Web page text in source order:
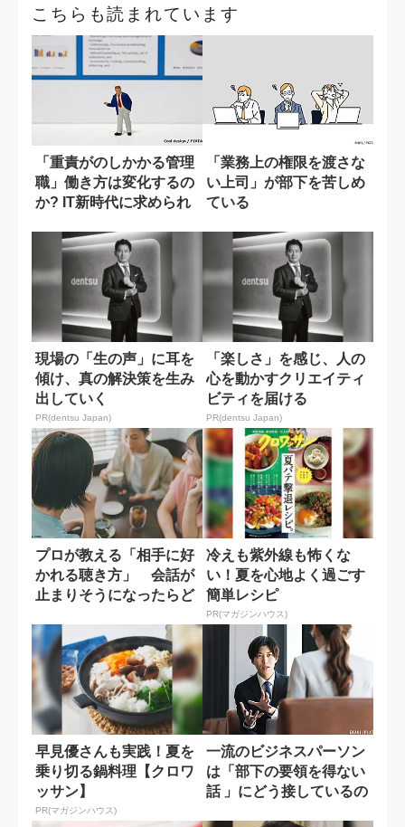
こちらも読まれています
「重責がのしかかる管理
職」働き方は変化するの
か? IT新時代に求められ
「業務上の権限を渡さな
い上司」が部下を苦しめ
ている
現場の「生の声」に耳を
傾け、真の解決策を生み
出していく
PR(dentsu Japan)
「楽しさ」を感じ、人の
心を動かすクリエイティ
ビティを届ける
PR(dentsu Japan)
プロが教える「相手に好
かれる聴き方」 会話が
止まりそうになったらど
冷えも紫外線も怖くな
い！夏を心地よく過ごす
簡単レシピ
PR(マガジンハウス)
早見優さんも実践！夏を
乗り切る鍋料理【クロワ
ッサン】
PR(マガジンハウス)
一流のビジネスパーソン
は「部下の要領を得ない
話 」にどう接しているの